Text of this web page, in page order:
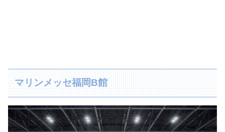
マリンメッセ福岡B館